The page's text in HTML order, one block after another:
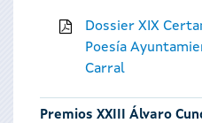
Dossier XIX
Poesía
Carral
Premios XXIII Álvaro